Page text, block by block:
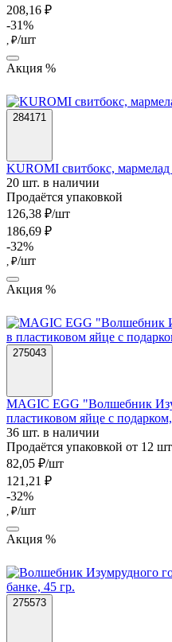
208,16 ₽
-31%
, ₽/шт
Акция %
284171
KUROMI свитбокс, мармелад
20 шт. в наличии
Продаётся упаковкой
126,38 ₽/шт
186,69 ₽
-32%
, ₽/шт
Акция %
275043
MAGIC EGG "Волшебник
пластиковом яйце с подарком,
36 шт. в наличии
Продаётся упаковкой от 12
82,05 ₽/шт
121,21 ₽
-32%
, ₽/шт
Акция %
275573